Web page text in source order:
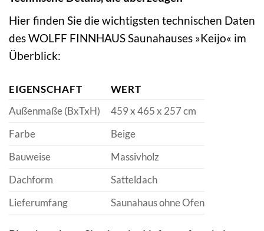
Hier finden Sie die wichtigsten technischen Daten
des WOLFF FINNHAUS Saunahauses »Keijo« im
Überblick:
EIGENSCHAFT
WERT
Außenmaße (BxTxH)
459 x 465 x 257 cm
Farbe
Beige
Bauweise
Massivholz
Dachform
Satteldach
Lieferumfang
Saunahaus ohne Ofen